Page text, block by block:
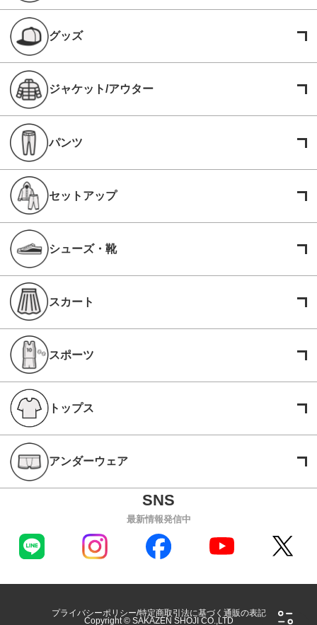
グッズ
ジャケット/アウター
パンツ
セットアップ
シューズ・靴
スカート
スポーツ
トップス
アンダーウェア
最新情報発信中
プライバシーポリシー 特定商取引法に基づく通販の表記
Copyright © SAKAZEN SHOJI CO.,LTD